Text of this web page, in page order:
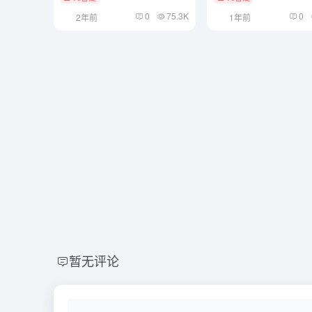
2年前 0 75.3K 1年前 0
暂无评论